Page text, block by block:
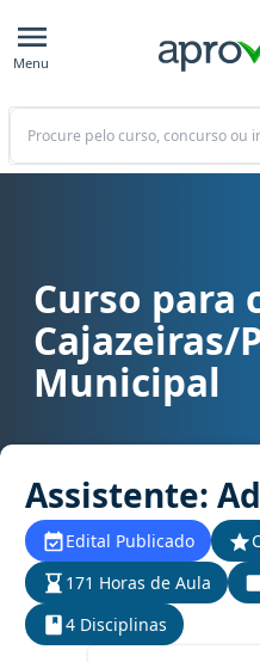
Menu
Buscar
Curso para concurso
Curso para
Cajazeiras/
Municipal
Assistente:
Edital Publicado
171 Horas de Aula
4 Disciplinas